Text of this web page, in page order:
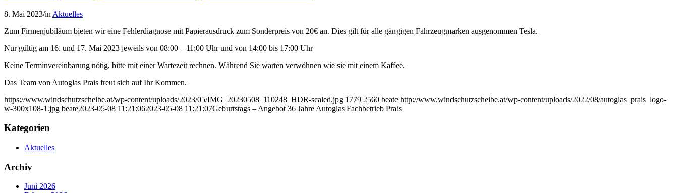
8. Mai 2023/in Aktuelles
Zum Firmenjubiläum bieten wir eine Fehlerdiagnose mit Papierausdruck zum Sonderpreis von 20€ an. Dies gilt für alle gängigen Fahrzeugmarken ausgenommen Tesla.
Nur gültig am 16. und 17. Mai 2023 jeweils von 08:00 – 11:00 Uhr und von 14:00 bis 17:00 Uhr
Keine Terminvereinbarung nötig, bitte mit einer Wartezeit rechnen. Während Sie warten verwöhnen wie sie mit einem Kaffee.
Das Team von Autoglas Prais freut sich auf Ihr Kommen.
https://www.windschutzscheibe.at/wp-content/uploads/2023/05/IMG_20230508_110248_HDR-scaled.jpg 1779 2560 beate http://www.windschutzscheibe.at/wp-content/uploads/2022/08/autoglas_prais_logo-
w-300x108-1.jpg beate2023-05-08 11:21:062023-05-08 11:21:07Geburtstags – Angebot 36 Jahre Autoglas Fachbetrieb Prais
Kategorien
Aktuelles
Archiv
Juni 2026